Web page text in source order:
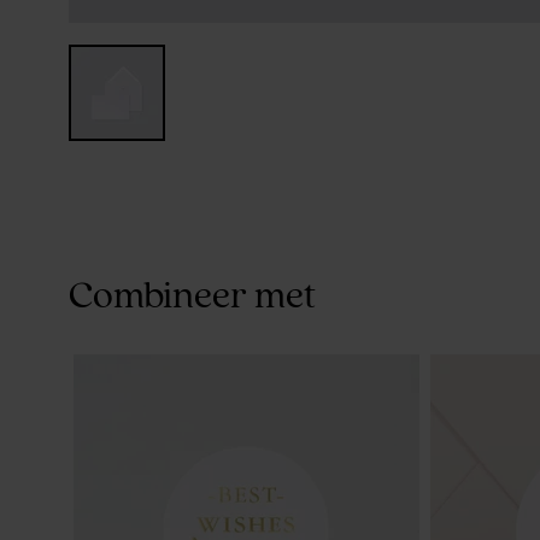
Combineer met